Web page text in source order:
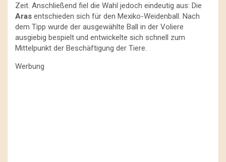
Zeit. Anschließend fiel die Wahl jedoch eindeutig aus: Die
Aras entschieden sich für den Mexiko-Weidenball. Nach
dem Tipp wurde der ausgewählte Ball in der Voliere
ausgiebig bespielt und entwickelte sich schnell zum
Mittelpunkt der Beschäftigung der Tiere.
Werbung